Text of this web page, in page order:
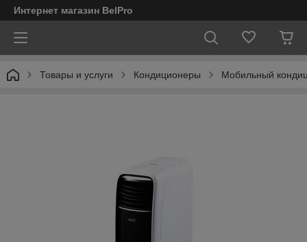
Интернет магазин BelPro
Товары и услуги Кондиционеры Мобильный